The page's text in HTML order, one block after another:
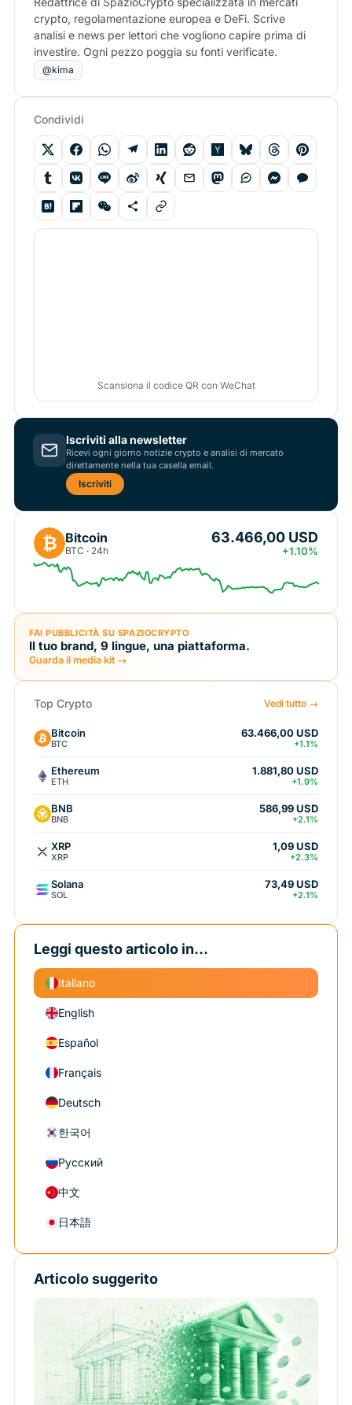
crypto, regolamentazione europea e DeFi. Scrive
analisi e news per lettori che vogliono capire prima di
investire. Ogni pezzo poggia su fonti verificate.
@kima
Condividi
Scansiona il codice QR con WeChat
Iscriviti alla newsletter
Ricevi ogni giorno notizie crypto e analisi di mercato
direttamente nella tua casella email.
Iscriviti
₿ Bitcoin
BTC · 24h
63.466,00 USD
+1.10%
FAI PUBBLICITÀ SU SPAZIOCRYPTO
Il tuo brand, 9 lingue, una piattaforma.
Guarda il media kit →
Top Crypto Vedi tutto →
Bitcoin
BTC
63.466,00 USD
+1.1%
Ethereum
ETH
1.881,80 USD
+1.9%
BNB
BNB
586,99 USD
+2.1%
XRP
XRP
1,09 USD
+2.3%
Solana
SOL
73,49 USD
+2.1%
Leggi questo articolo in...
Italiano
English
Español
Français
Deutsch
한국어
Русский
中文
日本語
Articolo suggerito